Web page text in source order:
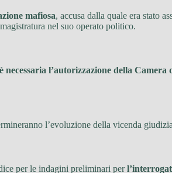
mafiosa, accusa dalla quale era stato
nel suo operato politico.
necessaria l’autorizzazione della Camera
l’evoluzione della vicenda
per le indagini preliminari per